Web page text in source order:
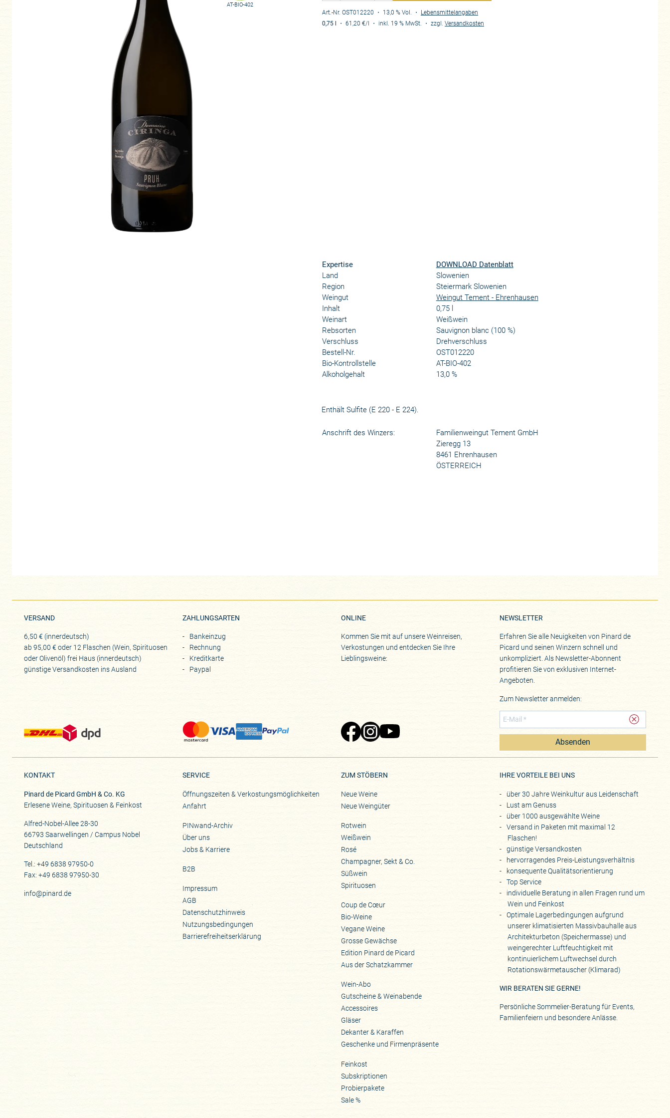
AT-BIO-402
Art.-Nr. OST012220 ・ 13,0 % Vol. ・ Lebensmittelangaben
0,75 l ・61,20 €/l ・ inkl. 19 % MwSt. ・zzgl.Versandkosten
Expertise
DOWNLOAD Datenblatt
Land
Slowenien
Region
Steiermark Slowenien
Weingut
Weingut Tement - Ehrenhausen
Inhalt
0,75 l
Weinart
Weißwein
Rebsorten
Sauvignon blanc (100 %)
Verschluss
Drehverschluss
Bestell-Nr.
OST012220
Bio-Kontrollstelle
AT-BIO-402
Alkoholgehalt
13,0 %
Enthält Sulfite (E 220 - E 224).
Anschrift des Winzers:
Familienweingut Tement GmbH
Zieregg 13
8461 Ehrenhausen
ÖSTERREICH
VERSAND
6,50 € (innerdeutsch)
ab 95,00 € oder 12 Flaschen (Wein, Spirituosen
oder Olivenöl) frei Haus (innerdeutsch)
günstige Versandkosten ins Ausland
ZAHLUNGSARTEN
Bankeinzug
Rechnung
Kreditkarte
Paypal
ONLINE
Kommen Sie mit auf unsere Weinreisen,
Verkostungen und entdecken Sie Ihre
Lieblingsweine:
NEWSLETTER
Erfahren Sie alle Neuigkeiten von Pinard de
Picard und seinen Winzern schnell und
unkompliziert. Als Newsletter-Abonnent
profitieren Sie von exklusiven Internet-
Angeboten.
Zum Newsletter anmelden:
Absenden
KONTAKT
Pinard de Picard GmbH & Co. KG
Erlesene Weine, Spirituosen & Feinkost
Alfred-Nobel-Allee 28-30
66793 Saarwellingen / Campus Nobel
Deutschland
Tel.: +49 6838 97950-0
Fax: +49 6838 97950-30
info@pinard.de
SERVICE
Öffnungszeiten & Verkostungsmöglichkeiten
Anfahrt
PINwand-Archiv
Über uns
Jobs & Karriere
B2B
Impressum
AGB
Datenschutzhinweis
Nutzungsbedingungen
Barrierefreiheitserklärung
ZUM STÖBERN
Neue Weine
Neue Weingüter
Rotwein
Weißwein
Rosé
Champagner, Sekt & Co.
Süßwein
Spirituosen
Coup de Cœur
Bio-Weine
Vegane Weine
Grosse Gewächse
Edition Pinard de Picard
Aus der Schatzkammer
Wein-Abo
Gutscheine & Weinabende
Accessoires
Gläser
Dekanter & Karaffen
Geschenke und Firmenpräsente
Feinkost
Subskriptionen
Probierpakete
Sale %
IHRE VORTEILE BEI UNS
über 30 Jahre Weinkultur aus Leidenschaft
Lust am Genuss
über 1000 ausgewählte Weine
Versand in Paketen mit maximal 12
Flaschen!
günstige Versandkosten
hervorragendes Preis-Leistungsverhältnis
konsequente Qualitätsorientierung
Top Service
individuelle Beratung in allen Fragen rund um
Wein und Feinkost
Optimale Lagerbedingungen aufgrund
unserer klimatisierten Massivbauhalle aus
Architekturbeton (Speichermasse) und
weingerechter Luftfeuchtigkeit mit
kontinuierlichem Luftwechsel durch
Rotationswärmetauscher (Klimarad)
WIR BERATEN SIE GERNE!
Persönliche Sommelier-Beratung für Events,
Familienfeiern und besondere Anlässe.